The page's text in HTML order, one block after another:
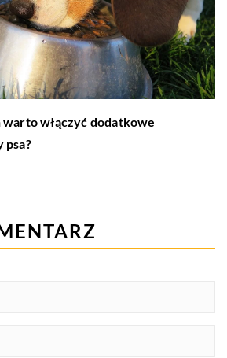
włączyć dodatkowe
psa?